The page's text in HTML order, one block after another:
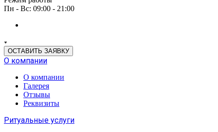
Пн - Вс: 09:00 - 21:00
ОСТАВИТЬ ЗАЯВКУ
О компании
О компании
Галерея
Отзывы
Реквизиты
Ритуальные услуги